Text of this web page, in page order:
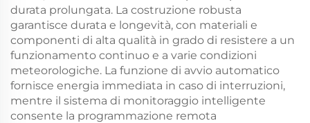
durata prolungata. La costruzione robusta
garantisce durata e longevità, con materiali e
componenti di alta qualità in grado di resistere a un
funzionamento continuo e a varie condizioni
meteorologiche. La funzione di avvio automatico
fornisce energia immediata in caso di interruzioni,
mentre il sistema di monitoraggio intelligente
consente la programmazione remota